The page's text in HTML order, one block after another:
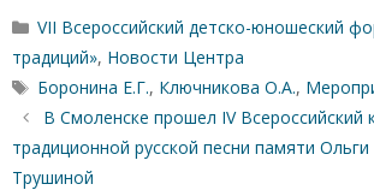
Рубрики
VII Всероссийский детско-юношеский
традиций», Новости Центра
Метки
Боронина Е.Г., Ключникова О.А.,
В Смоленске прошел IV Всероссийский
традиционной русской песни памяти
Трушиной